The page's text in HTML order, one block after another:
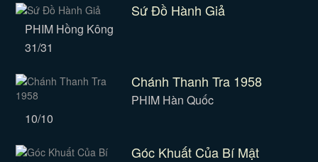
Sứ Đồ Hành Giả
PHIM Hồng Kông
31/31
Chánh Thanh Tra 1958
PHIM Hàn Quốc
10/10
Góc Khuất Của Bí Mật